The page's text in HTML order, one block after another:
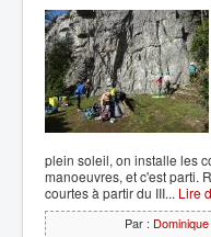
plein soleil, on installe les
manoeuvres, et c'est parti.
courtes à partir du III... Lire
Par :